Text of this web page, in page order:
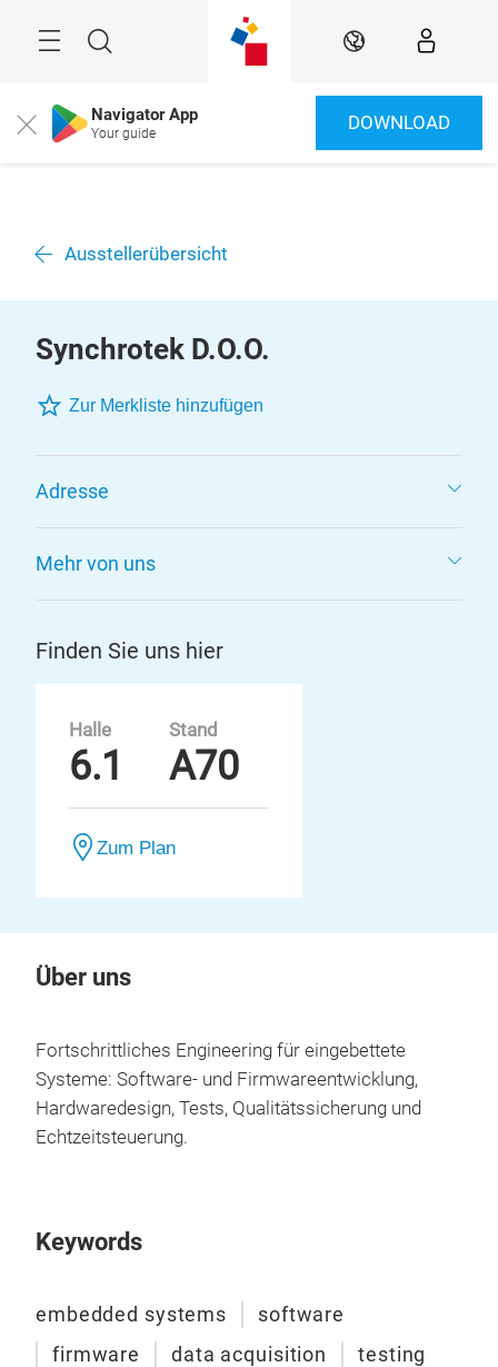
Suche DE
Close Navigator App
Your guide DOWNLOAD
Ausstellerübersicht
Synchrotek D.O.O.
Zur Merkliste hinzufügen
Adresse
Mehr von uns
Finden Sie uns hier
Halle
6.1
Stand
A70
Zum Plan
Über uns
Fortschrittliches Engineering für eingebettete
Systeme: Software- und Firmwareentwicklung,
Hardwaredesign, Tests, Qualitätssicherung und
Echtzeitsteuerung.
Keywords
embedded systems
software
firmware
data acquisition testing